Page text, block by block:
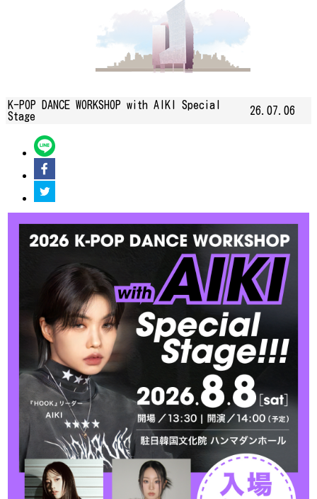
K-POP DANCE WORKSHOP with AIKI Special
Stage
26.07.06